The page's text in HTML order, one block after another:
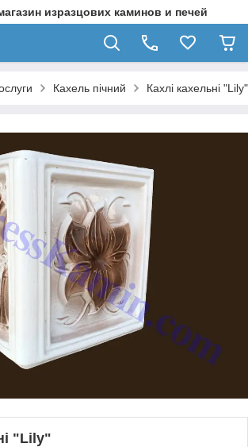
изразцових каминов и печей
Кахель пічний Кахлі кахельні "Lily"
"Lily"